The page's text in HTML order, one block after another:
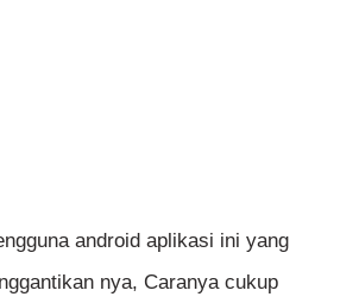
android aplikasi ini yang
nya, Caranya cukup